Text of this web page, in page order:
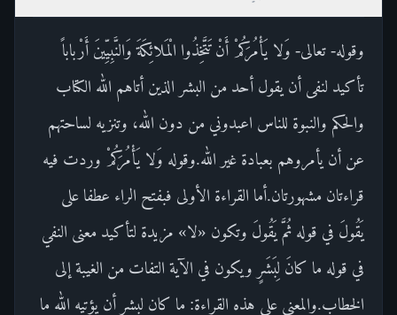
وقوله- تعالى- وَلا يَأْمُرَكُمْ أَنْ تَتَّخِذُوا الْمَلائِكَةَ وَالنَّبِيِّينَ أَرْباباً
تأكيد لنفى أن يقول أحد من البشر الذين أتاهم الله الكتاب
والحكم والنبوة للناس اعبدوني من دون الله، وتنزيه لساحتهم
عن أن يأمروهم بعبادة غير الله.وقوله وَلا يَأْمُرَكُمْ وردت فيه
قراءتان مشهورتان.أما القراءة الأولى فبفتح الراء عطفا على
يَقُولَ في قوله ثُمَّ يَقُولَ وتكون «لا» مزيدة لتأكيد معنى النفي
في قوله ما كانَ لِبَشَرٍ ويكون في الآية التفات من الغيبة إلى
الخطاب.والمعنى على هذه القراءة: ما كان لبشر أن يؤتيه الله ما